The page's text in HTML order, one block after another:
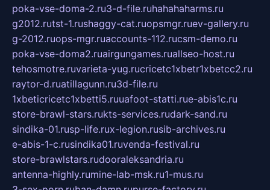
poka-vse-doma-2.ru3-d-file.ruhahahaharms.ru
g2012.rutst-1.rushaggy-cat.ruopsmgr.ruev-gallery.ru
g-2012.ruops-mgr.ruaccounts-112.rucsm-demo.ru
poka-vse-doma2.ruairgungames.ruallseo-host.ru
tehosmotre.ruvarieta-yug.rucricetc1xbetr1xbetcc2.ru
raytor-d.ruatillagunn.ru3d-file.ru
1xbeticricetc1xbetti5.ruuafoot-statti.rue-abis1c.ru
store-brawl-stars.rukts-services.rudark-sand.ru
sindika-01.rusp-life.rux-legion.rusib-archives.ru
e-abis-1-c.rusindika01.ruvenda-festival.ru
store-brawlstars.rudooraleksandria.ru
antenna-highly.rumine-lab-msk.ru1-mus.ru